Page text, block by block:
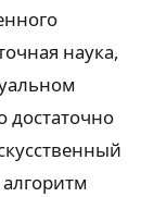
наука,
достаточно